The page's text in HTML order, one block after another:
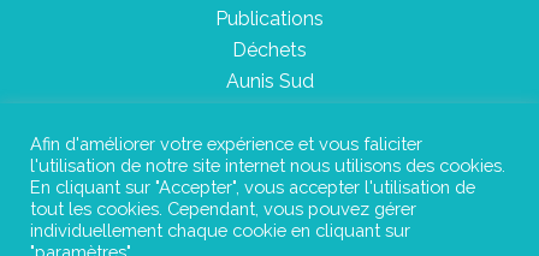
Publications
Déchets
Aunis Sud
Plan du site
Mentions légales
Afin d'améliorer votre expérience et vous faliciter
l'utilisation de notre site internet nous utilisons des cookies.
En cliquant sur "Accepter", vous accepter l'utilisation de
tout les cookies. Cependant, vous pouvez gérer
individuellement chaque cookie en cliquant sur
"paramètres".